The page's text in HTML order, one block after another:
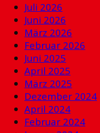
Juli 2026
Juni 2026
März 2026
Februar 2026
Juni 2025
April 2025
März 2025
Dezember 2024
April 2024
Februar 2024